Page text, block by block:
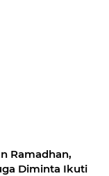
Ramadhan,
Diminta Ikuti